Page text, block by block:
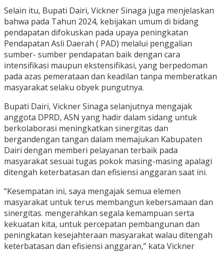
Selain itu, Bupati Dairi, Vickner Sinaga juga menjelaskan
bahwa pada Tahun 2024, kebijakan umum di bidang
pendapatan difokuskan pada upaya peningkatan
Pendapatan Asli Daerah ( PAD) melalui penggalian
sumber- sumber pendapatan baik dengan cara
intensifikasi maupun ekstensifikasi, yang berpedoman
pada azas pemerataan dan keadilan tanpa memberatkan
masyarakat selaku obyek pungutnya.
Bupati Dairi, Vickner Sinaga selanjutnya mengajak
anggota DPRD, ASN yang hadir dalam sidang untuk
berkolaborasi meningkatkan sinergitas dan
bergandengan tangan dalam memajukan Kabupaten
Dairi dengan memberi pelayanan terbaik pada
masyarakat sesuai tugas pokok masing-masing apalagi
ditengah keterbatasan dan efisiensi anggaran saat ini.
“Kesempatan ini, saya mengajak semua elemen
masyarakat untuk terus membangun kebersamaan dan
sinergitas. mengerahkan segala kemampuan serta
kekuatan kita, untuk percepatan pembangunan dan
peningkatan kesejahteraan masyarakat walau ditengah
keterbatasan dan efisiensi anggaran,” kata Vickner